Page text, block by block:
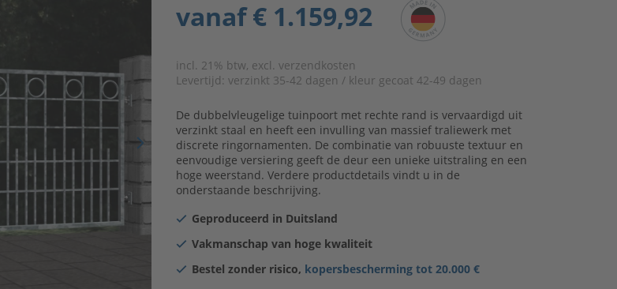
vanaf€ 1.159,92
incl. 21% btw, excl. verzendkosten
Levertijd: verzinkt 35-42 dagen / kleur gecoat 42-49 dagen
De dubbelvleugelige tuinpoort met rechte rand is vervaardigd uit
verzinkt staal en heeft een invulling van massief traliewerk met
discrete ringornamenten. De combinatie van robuuste textuur en
eenvoudige versiering geeft de deur een unieke uitstraling en een
hoge weerstand. Verdere productdetails vindt u in de
onderstaande beschrijving.
Geproduceerd in Duitsland
Vakmanschap van hoge kwaliteit
Bestel zonder risico, kopersbescherming tot 20.000 €